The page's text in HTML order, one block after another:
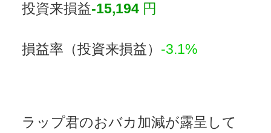
投資来損益-15,194 円
損益率（投資来損益） -3.1%
ラップ君のおバカ加減が露呈して